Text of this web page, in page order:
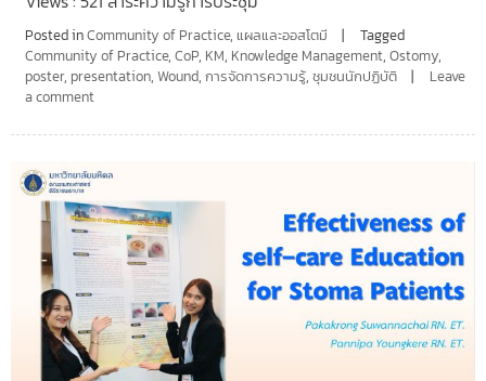
Posted inCommunity of Practice, แผลและออสโตมี
Tagged
Community of Practice, CoP, KM, Knowledge Management, Ostomy,
poster, presentation, Wound, การจัดการความรู้, ชุมชนนักปฏิบัติ
Leave
a comment